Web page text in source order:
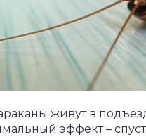
живут в
эффект –